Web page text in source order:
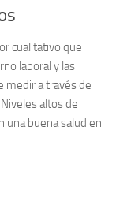
cualitativo que
laboral y las
medir a través de
altos de
una buena salud en